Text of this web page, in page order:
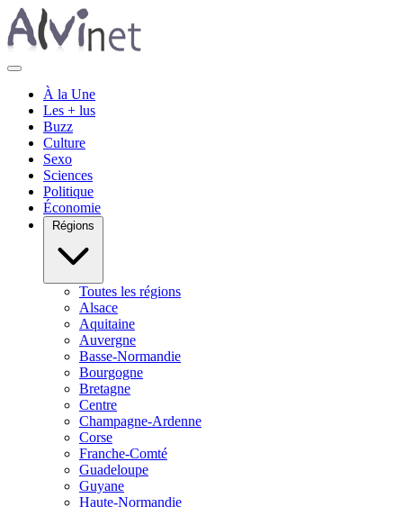
À la Une
Les + lus
Buzz
Culture
Sexo
Sciences
Politique
Économie
Régions
Toutes les régions
Alsace
Aquitaine
Auvergne
Basse-Normandie
Bourgogne
Bretagne
Centre
Champagne-Ardenne
Corse
Franche-Comté
Guadeloupe
Guyane
Haute-Normandie